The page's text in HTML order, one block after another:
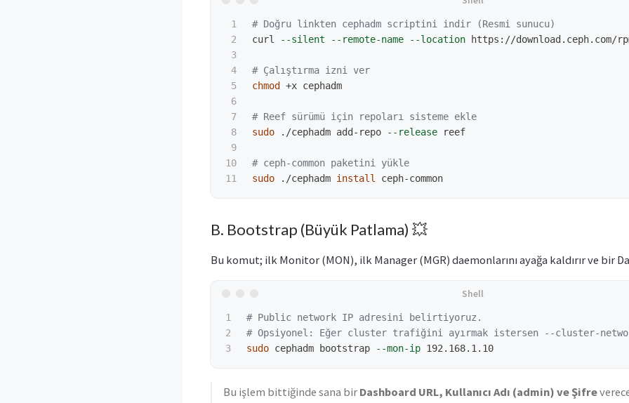
1
2
3
4
5
6
7
8
9
10
# Doğru linkten cephadm scriptini indir (Resmi sunucu)
curl
--silent --remote-name --location https://download.ceph.com/
# Çalıştırma izni ver
chmod
+x cephadm
# Reef sürümü için repoları sisteme ekle
sudo ./cephadm add-repo --release reef
# ceph-common paketini yükle
sudo ./cephadm install
B. Bootstrap (Büyük Patlama) 💥
Bu komut; ilk Monitor (MON), ilk Manager (MGR) daemonlarını ayağa kaldırır ve bir
1
2
# Public network IP adresini belirtiyoruz.
# Opsiyonel: Eğer cluster trafiğini ayırmak istersen --cluster-
sudo cephadm bootstrap --mon-ip
Bu işlem bittiğinde sana bir Dashboard URL, Kullanıcı Adı (admin) ve Şifre